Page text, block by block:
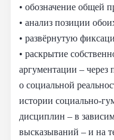
• обозначение общей
• анализ позиции
• развёрнутую
• раскрытие
аргументации –
о социальной
истории социально-
дисциплин – в
высказываний – и на